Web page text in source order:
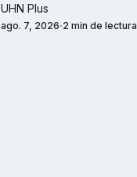
UHN Plus
ago. 7, 2026 2 min de lectura